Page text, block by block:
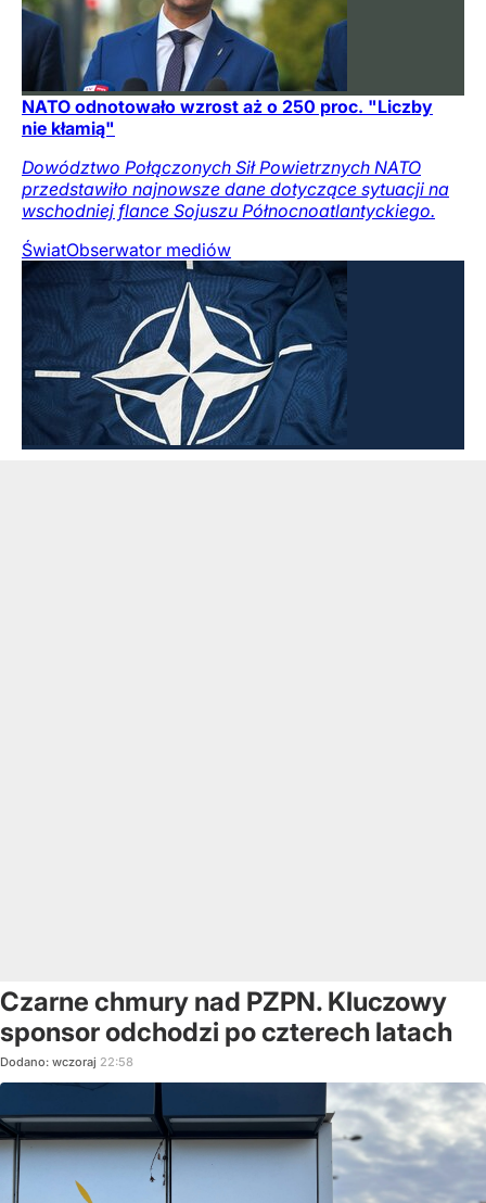
NATO odnotowało wzrost aż o 250 proc. "Liczby
nie kłamią"
Dowództwo Połączonych Sił Powietrznych NATO
przedstawiło najnowsze dane dotyczące sytuacji na
wschodniej flance Sojuszu Północnoatlantyckiego.
ŚwiatObserwator mediów
Czarne chmury nad PZPN. Kluczowy
sponsor odchodzi po czterech latach
Dodano: wczoraj 22:58